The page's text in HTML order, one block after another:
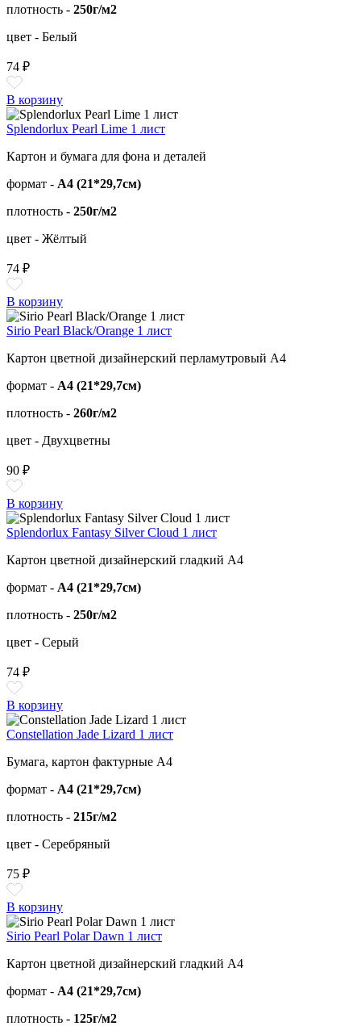
плотность - 250г/м2
цвет - Белый
74 ₽
В корзину
Splendorlux Pearl Lime 1 лист
Картон и бумага для фона и деталей
формат - А4 (21*29,7см)
плотность - 250г/м2
цвет - Жёлтый
74 ₽
В корзину
Sirio Pearl Black/Orange 1 лист
Картон цветной дизайнерский перламутровый А4
формат - А4 (21*29,7см)
плотность - 260г/м2
цвет - Двухцветны
90 ₽
В корзину
Splendorlux Fantasy Silver Cloud 1 лист
Картон цветной дизайнерский гладкий А4
формат - А4 (21*29,7см)
плотность - 250г/м2
цвет - Серый
74 ₽
В корзину
Constellation Jade Lizard 1 лист
Бумага, картон фактурные А4
формат - А4 (21*29,7см)
плотность - 215г/м2
цвет - Серебряный
75 ₽
В корзину
Sirio Pearl Polar Dawn 1 лист
Картон цветной дизайнерский гладкий А4
формат - А4 (21*29,7см)
плотность - 125г/м2